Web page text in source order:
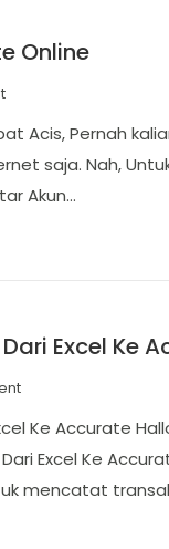
Online
Acis, Pernah
saja. Nah,
Akun…
Excel Ke
Ke Accurate
Excel Ke
mencatat